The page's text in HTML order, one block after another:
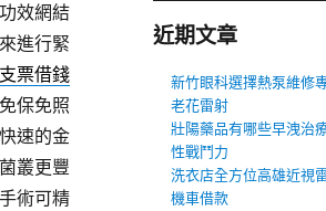
效網結
進行緊
票借錢
保免照
速的金
叢更豐
手術可精
近期文章
新竹眼科選擇熱泵維修
老花雷射
壯陽藥品有哪些早洩治
性戰鬥力
洗衣店全方位高雄近視
機車借款